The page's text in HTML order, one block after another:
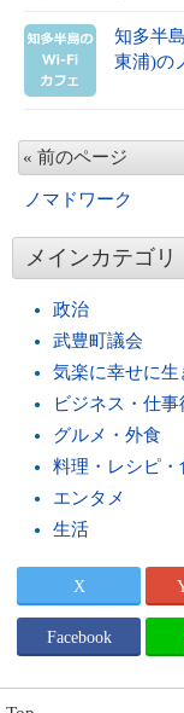
知多半
東浦)の
« 前のページ
ノマドワーク
メインカテゴリ
政治
武豊町議会
気楽に幸せに生
ビジネス・仕事
グルメ・外食
料理・レシピ・
エンタメ
生活
X
Facebook